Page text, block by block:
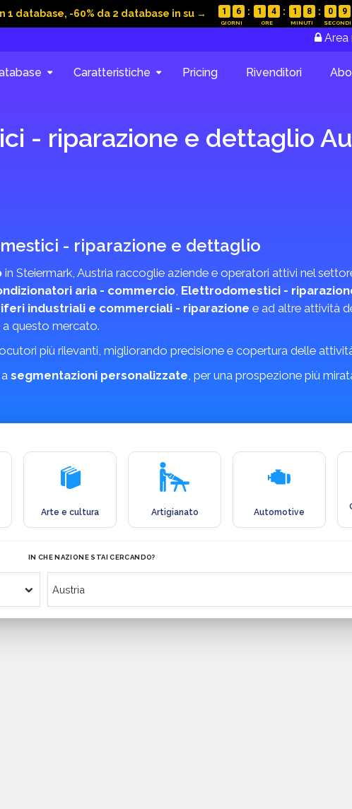
1 database, -60% da 2 database in su → 1 6 1 4 1 8 0 8
Area
Caratteristiche Pricing Rivenditori
- riparazione e dettaglio
- riparazione e dettaglio
in Steiermark, Austria raccoglie aziende e operatori attivi nel
aria - commercio, Elettrodomestici -
industriali e commerciali - riparazione e ad altre attività
questo mercato.
più rilevanti, migliorando precisione e copertura delle
segmentazioni personalizzate, per una prospezione più
Arte e cultura Artigianato Automotive
IN CHE NAZIONE STAI CERCANDO?